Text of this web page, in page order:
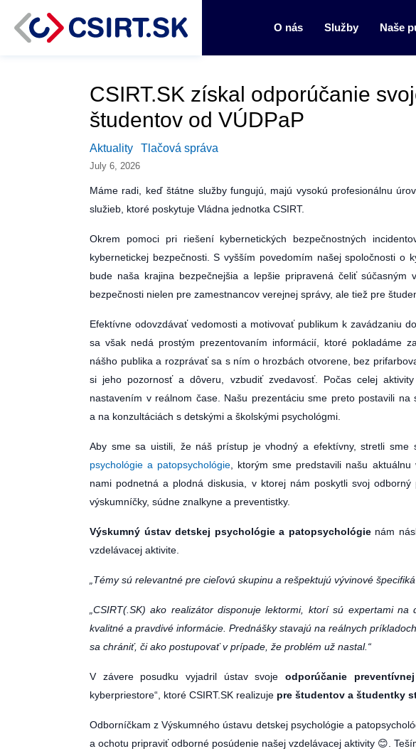
O nás Služby Naše
CSIRT.SK získal odporúčanie
študentov od VÚDPaP
Aktuality Tlačová správa
July 6, 2026
Máme radi, keď štátne služby fungujú, majú vysokú profesionálnu
služieb, ktoré poskytuje Vládna jednotka CSIRT.
Okrem pomoci pri riešení kybernetických bezpečnostných
kybernetickej bezpečnosti. S vyšším povedomím našej spoločnosti o
bude naša krajina bezpečnejšia a lepšie pripravená čeliť súčasným
bezpečnosti nielen pre zamestnancov verejnej správy, ale tiež pre
Efektívne odovzdávať vedomosti a motivovať publikum k zavádzaniu
sa však nedá prostým prezentovaním informácií, ktoré pokladáme
nášho publika a rozprávať sa s ním o hrozbách otvorene, bez
si jeho pozornosť a dôveru, vzbudiť zvedavosť. Počas celej
nastavením v reálnom čase. Našu prezentáciu sme preto postavili
a na konzultáciách s detskými a školskými psychológmi.
Aby sme sa uistili, že náš prístup je vhodný a efektívny, stretli sme
psychológie a patopsychológie , ktorým sme predstavili našu
nami podnetná a plodná diskusia, v ktorej nám poskytli svoj
výskumníčky, súdne znalkyne a preventistky.
Výskumný ústav detskej psychológie a patopsychológienám
vzdelávacej aktivite.
„Témy sú relevantné pre cieľovú skupinu a rešpektujú vývinové
„CSIRT(.SK) ako realizátor disponuje lektormi, ktorí sú expertami
kvalitné a pravdivé informácie. Prednášky stavajú na reálnych
sa chrániť, či ako postupovať v prípade, že problém už nastal.“
V závere posudku vyjadril ústav svojeodporúčanie
kyberpriestore“, ktoré CSIRT.SK realizuje pre študentov a študentky
Odborníčkam z Výskumného ústavu detskej psychológie a
a ochotu pripraviť odborné posúdenie našej vzdelávacej aktivity 😊.